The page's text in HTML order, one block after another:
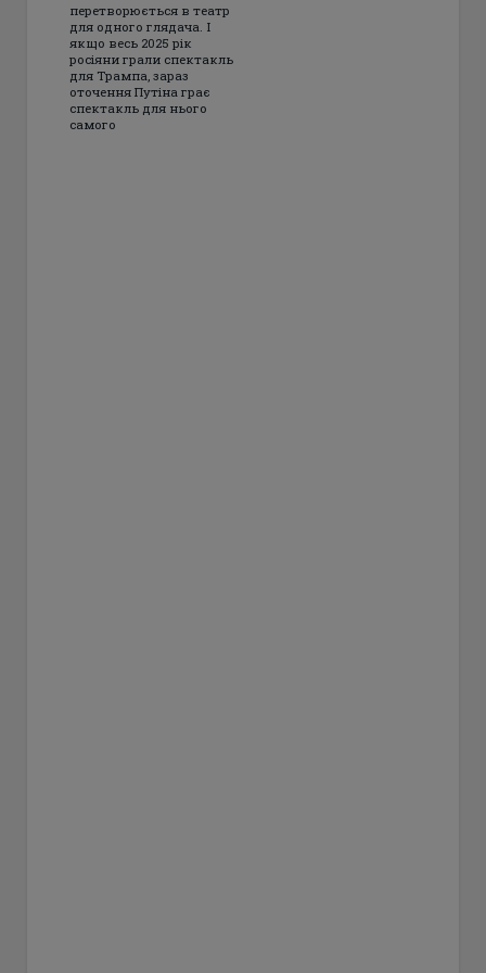
перетворюється в театр
для одного глядача. І
якщо весь 2025 рік
росіяни грали спектакль
для Трампа, зараз
оточення Путіна грає
спектакль для нього
самого